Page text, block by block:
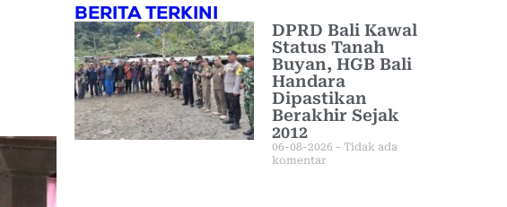
BERITA TERKINI
DPRD Bali Kawal
Status Tanah
Buyan, HGB Bali
Handara
Dipastikan
Berakhir Sejak
2012
06-08-2026
Tidak ada
komentar